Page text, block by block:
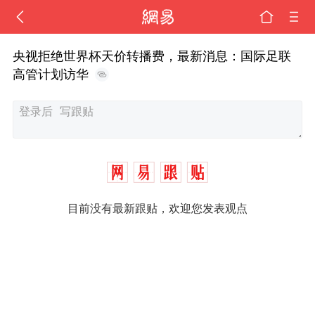
央视拒绝世界杯天价转播费，最新消息：国际足联
高管计划访华
目前没有最新跟贴，欢迎您发表观点